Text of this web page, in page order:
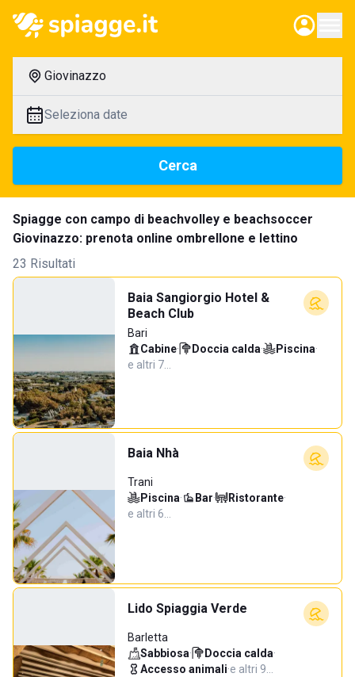
Giovinazzo
Seleziona date
Cerca
Spiagge con campo di beachvolley e beachsoccer
Giovinazzo: prenota online ombrellone e lettino
23 Risultati
Baia Sangiorgio Hotel &
Beach Club
Bari
Cabine· Doccia calda· Piscina·
e altri 7…
Baia Nhà
Trani
Piscina· Bar· Ristorante·
e altri 6…
Lido Spiaggia Verde
Barletta
Sabbiosa· Doccia calda·
Accesso animali·e altri 9…